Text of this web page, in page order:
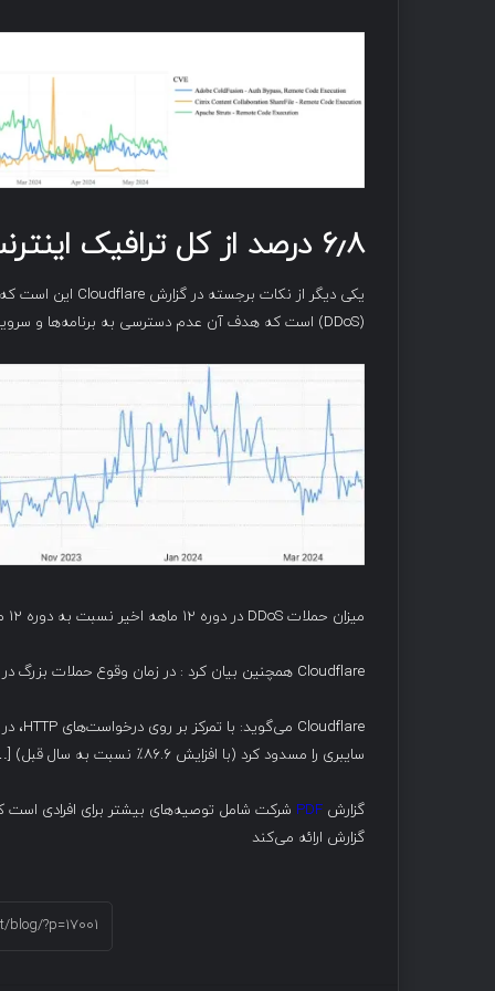
۶٫۸ درصد از کل ترافیک اینترنت
(DDoS) است که هدف آن عدم دسترسی به برنامه‌ها و سرویس‌های آنلاین برای کاربران قانونی است.
میزان حملات DDoS در دوره ۱۲ ماهه اخیر نسبت به دوره ۱۲ ماهه قبلی به طور قابل توجهی بیشتر شده است.
Cloudflare همچنین بیان کرد : در زمان وقوع حملات بزرگ در سطح جهان، ۱۲ درصد از ترافیک HTTP ممکن است از نوع مخرب باشد.
سایبری را مسدود کرد (با افزایش ۸۶.۶٪ نسبت به سال قبل) […] که این افزایش قابل‌توجهی در مقایسه با زمان مشابه در سال گذشته است.
گزارش PDF شرکت شامل توصیه‌های بیشتر برای افرادی است
گزارش ارائه می‌کند